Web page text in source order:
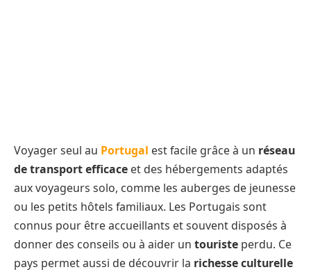
Voyager seul au Portugal est facile grâce à un réseau
de transport efficace et des hébergements adaptés
aux voyageurs solo, comme les auberges de jeunesse
ou les petits hôtels familiaux. Les Portugais sont
connus pour être accueillants et souvent disposés à
donner des conseils ou à aider un touriste perdu. Ce
pays permet aussi de découvrir la richesse culturelle